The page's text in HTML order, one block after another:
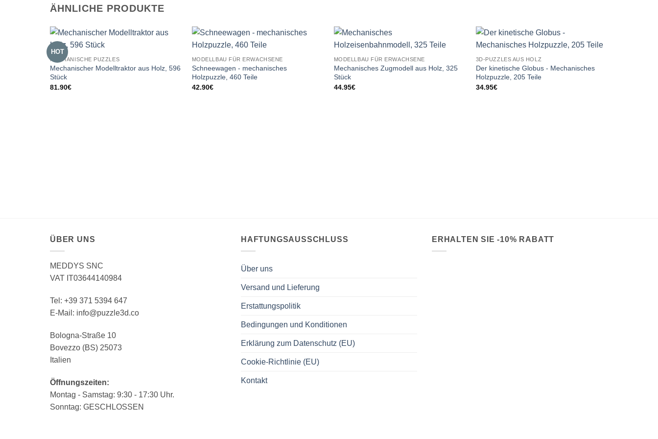
ÄHNLICHE PRODUKTE
HOT
MECHANISCHE PUZZLES
Mechanischer Modelltraktor aus Holz, 596
Stück
81.90€
MODELLBAU FÜR ERWACHSENE
Schneewagen - mechanisches
Holzpuzzle, 460 Teile
42.90€
MODELLBAU FÜR ERWACHSENE
Mechanisches Zugmodell aus Holz, 325
Stück
44.95€
3D-PUZZLES AUS HOLZ
Der kinetische Globus - Mechanisches
Holzpuzzle, 205 Teile
34.95€
ÜBER UNS
MEDDYS SNC
VAT IT03644140984
Tel: +39 371 5394 647
E-Mail: info@puzzle3d.co
Bologna-Straße 10
Bovezzo (BS) 25073
Italien
Öffnungszeiten:
Montag - Samstag: 9:30 - 17:30 Uhr.
Sonntag: GESCHLOSSEN
HAFTUNGSAUSSCHLUSS
Über uns
Versand und Lieferung
Erstattungspolitik
Bedingungen und Konditionen
Erklärung zum Datenschutz (EU)
Cookie-Richtlinie (EU)
Kontakt
ERHALTEN SIE -10% RABATT